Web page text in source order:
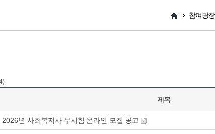
참여광장
제목
2026년 사회복지사 무시험 온라인 모집 공고